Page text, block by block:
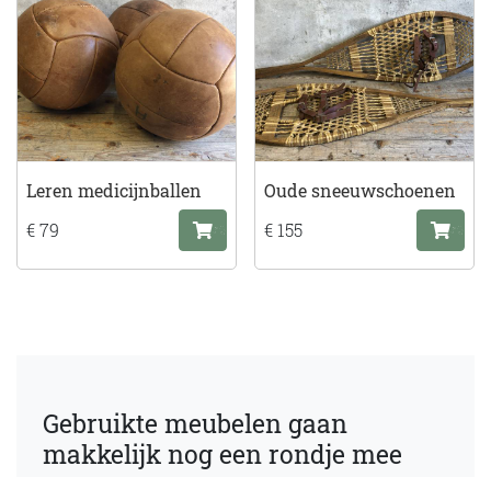
Leren medicijnballen
€ 79
Oude sneeuwschoenen
€ 155
Gebruikte meubelen gaan
makkelijk nog een rondje mee